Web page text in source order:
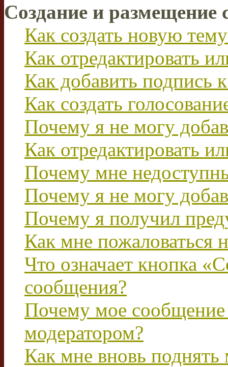
Создание и размещение
Как создать новую
Как отредактировать
Как добавить подпись
Как создать
Почему я не могу
Как отредактировать
Почему мне
Почему я не могу
Почему я получил
Как мне пожаловаться
Что означает кнопка
сообщения?
Почему мое сообщение
модератором?
Как мне вновь